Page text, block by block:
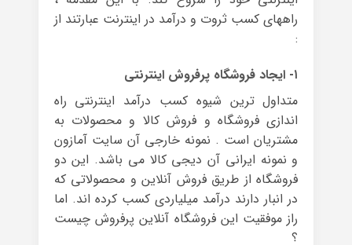
راههای کسب ثروت و درآمد در اینترنت عبارتند از
:
۱- ایجاد فروشگاه پرفروش اینترنتی
متداول ترین شیوه کسب درآمد اینترنتی راه
اندازی فروشگاه و فروش کالا و محصولات به
مشتریان است . نمونه خارجی آن سایت آمازون
و نمونه ایرانی آن دیجی کالا می باشد. این دو
فروشگاه از طریق فروش آنلاین و محصولاتی که
در انبار دارند درآمد میلیاردی کسب کرده اند. اما
راز موفقیت این فروشگاه آنلاین پرفروش چیست
؟